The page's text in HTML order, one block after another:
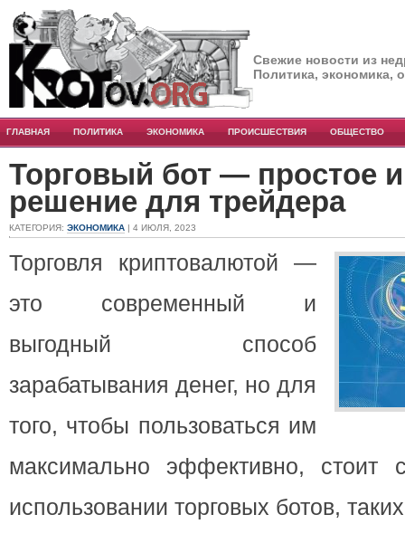
Свежие новости из
Политика, экономика,
ГЛАВНАЯ ПОЛИТИКА ЭКОНОМИКА ПРОИСШЕСТВИЯ ОБЩЕСТВО
Торговый бот — простое
решение для трейдера
КАТЕГОРИЯ: ЭКОНОМИКА | 4 ИЮЛЯ, 2023
Торговля криптовалютой —
это современный и
выгодный способ
зарабатывания денег, но для
того, чтобы пользоваться им
максимально эффективно, стоит
использовании торговых ботов,